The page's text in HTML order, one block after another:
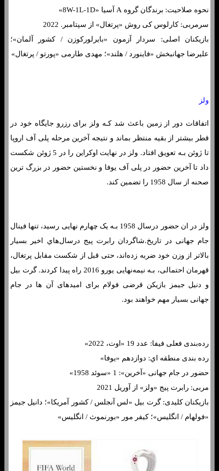
نحوه صلاحیت: برندگان گروه A آسیا «8W-1L-1D»
سرمربی: کارلوس کی روش «پرتغال» از سپتامبر. 2022
بازیکنان اصلی: سردار آزمون «بایرلورکوزن / کشور آلمان»؛
علیرضا جهانبخش «فاینورد / هلند»؛ مهدی طارمی «پورتو / پرتغال»
ولز
اتفاقات دور از زمین باعث شد کـه ولز برای رزرو جایگاه خود در
قطر بیشتر از بقیه منتظر بماند و نتیجه آخرین مرحله پلی آف اروپا
تا ژوئن بـه تعویق افتاد. ولز در نهایت اوکراین را در 5 ژوئن شکست
داد تا آخرین حضور در پلی آف یوفا و نخستین حضور در بزرگ ترین
صحنه از سال 1958 را تضمین کند.
ولز در ان حضور درسال 1958 بـه یک چهارم نهایی رسید، تنها فینال
جام جهانی در تاریخ.شاگردان رابرت پیج درسال‌هاي‌ اخیر بسیار
بالاتر از وزن خود ضربه زده‌اند، حتی قبل از شکست مقابل پرتغال،
قهرمان احتمالی، بـه نیمه‌نهایی یورو 2016 راه پیدا کردند. گرت بیل
و دنیل جیمز بازیکن قرضی فولام برای امیدهای آن ها در جام
جهانی بسیار مهم خواهند بود.
رده‌بندی فعلی فیفا: عدد 19 «اوت، 2022»
رده بندی منطقه اي: دوازدهم «یوفا»
حضور در جام جهانی «آخرین»: 1 «سوئد 1958»
مربی: رابرت پیج «ولز» از آوریل 2021
بازیکنان کلیدی: گرت بیل «لس آنجلس / کشور آمریکا»؛ دانیل جیمز
«فولهام / انگلیس»؛ کیفر مور «بورنموث / انگلیس»